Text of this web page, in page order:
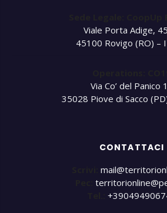
Viale Porta Adige,
45100 Rovigo (RO) –
Via Co’ del Panico
35028 Piove di Sacco
CONTATTACI